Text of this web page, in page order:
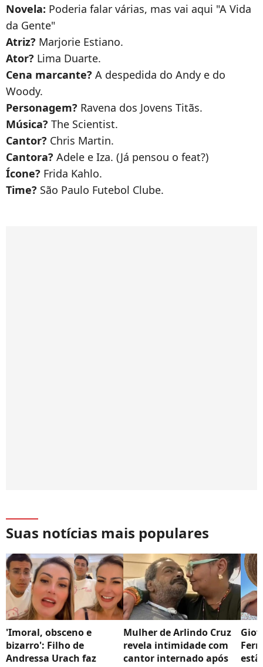
Novela: Poderia falar várias, mas vai aqui "A Vida
da Gente"
Atriz? Marjorie Estiano.
Ator? Lima Duarte.
Cena marcante? A despedida do Andy e do
Woody.
Personagem? Ravena dos Jovens Titãs.
Música? The Scientist.
Cantor? Chris Martin.
Cantora? Adele e Iza. (Já pensou o feat?)
Ícone? Frida Kahlo.
Time? São Paulo Futebol Clube.
Suas notícias mais populares
'Imoral, obsceno e
bizarro': Filho de
Andressa Urach faz
Mulher de Arlindo Cruz
revela intimidade com
cantor internado após